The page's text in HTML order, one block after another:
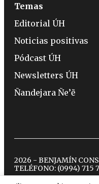
Temas
Editorial ÚH
Noticias positivas
Pódcast ÚH
Newsletters ÚH
Ñandejara Ñe’ẽ
2026 - BENJAMÍN
TELÉFONO: (0994) 715